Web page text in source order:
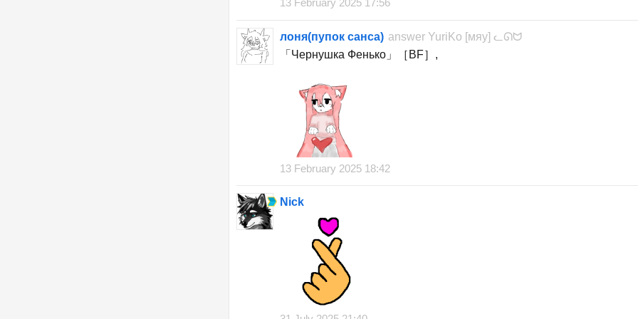
13 February 2025 17:56
лоня(пупок санса) answer YuriKo [мяу] ᓚᘏᗢ
「Чернушка Фенько」［BF］,
13 February 2025 18:42
Nick